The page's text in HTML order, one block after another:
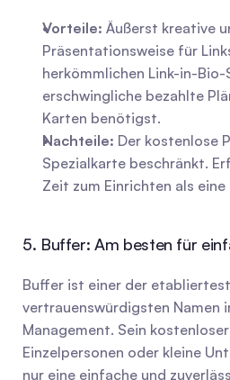
Vorteile: Äußerst kreative
Präsentationsweise für
herkömmlichen Link-in-Bio-
erschwingliche bezahlte
Karten benötigst.
Nachteile: Der kostenlose
Spezialkarte beschränkt.
Zeit zum Einrichten als
5. Buffer: Am besten für
Buffer ist einer der
vertrauenswürdigsten Namen
Management. Sein
Einzelpersonen oder kleine
nur eine einfache und